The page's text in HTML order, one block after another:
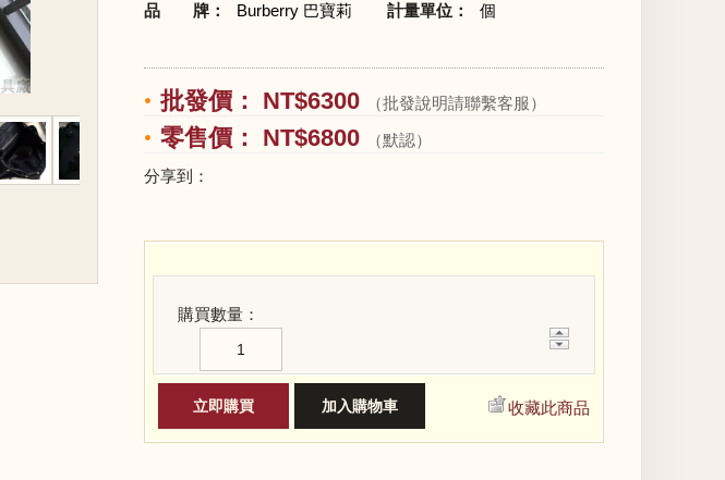
品 牌： Burberry 巴寶莉 計量單位： 個
批發價： NT$6300 （批發說明請聯繫客服）
零售價： NT$6800
（默認）
分享到：
購買數量：
+
−
收藏此商品